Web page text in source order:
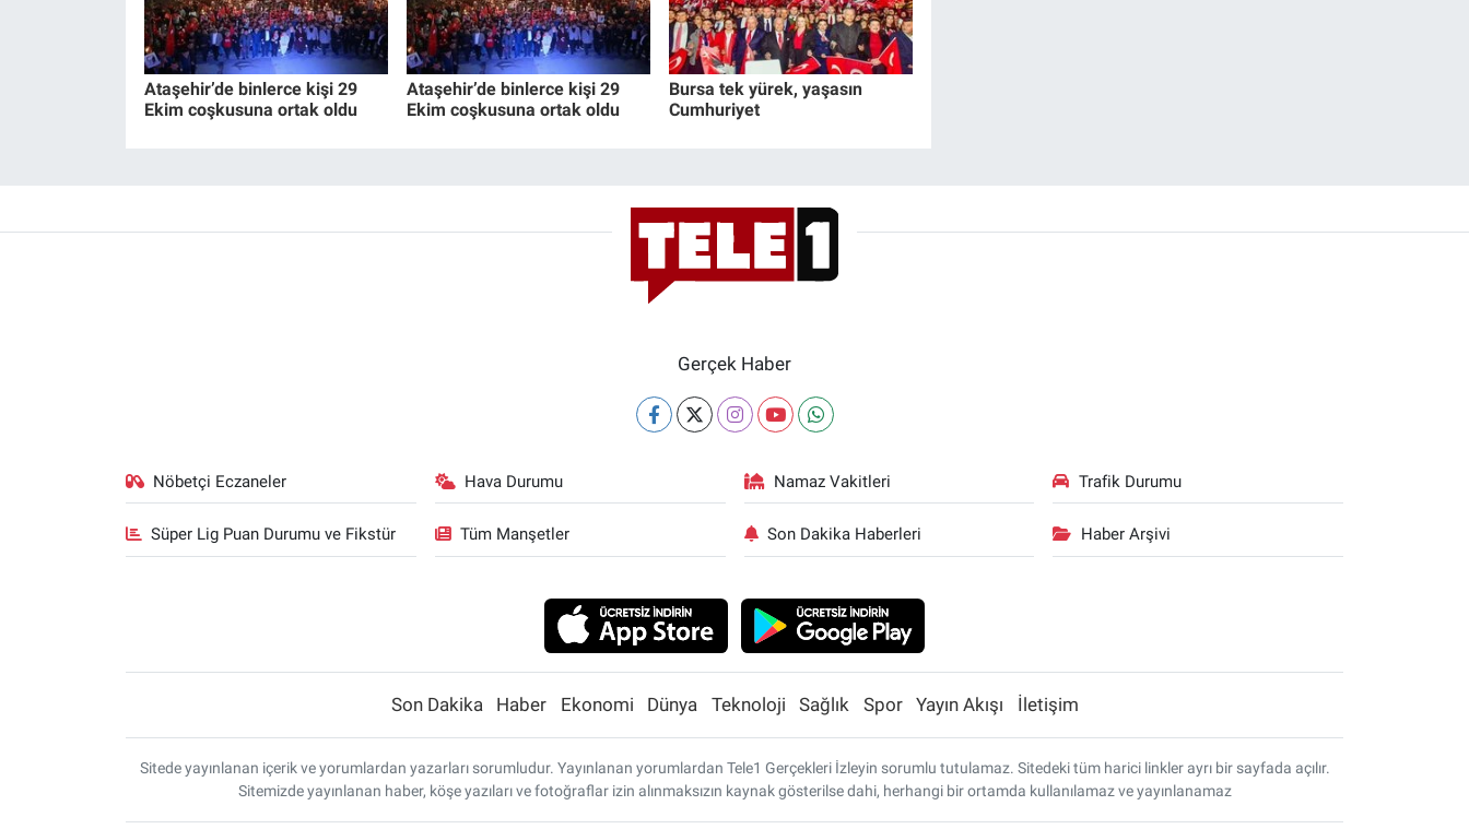
Ataşehir’de binlerce kişi 29
Ekim coşkusuna ortak oldu
Ataşehir’de binlerce kişi 29
Ekim coşkusuna ortak oldu
Bursa tek yürek, yaşasın
Cumhuriyet
Gerçek Haber
Nöbetçi Eczaneler Hava Durumu Namaz Vakitleri Trafik Durumu
Süper Lig Puan Durumu ve Fikstür Tüm Manşetler Son Dakika Haberleri Haber Arşivi
Son Dakika Haber Ekonomi Dünya Teknoloji Sağlık Spor Yayın Akışı İletişim
Sitede yayınlanan içerik ve yorumlardan yazarları sorumludur. Yayınlanan yorumlardan Tele1 Gerçekleri İzleyin sorumlu tutulamaz. Sitedeki tüm harici linkler ayrı bir sayfada açılır.
Sitemizde yayınlanan haber, köşe yazıları ve fotoğraflar izin alınmaksızın kaynak gösterilse dahi, herhangi bir ortamda kullanılamaz ve yayınlanamaz